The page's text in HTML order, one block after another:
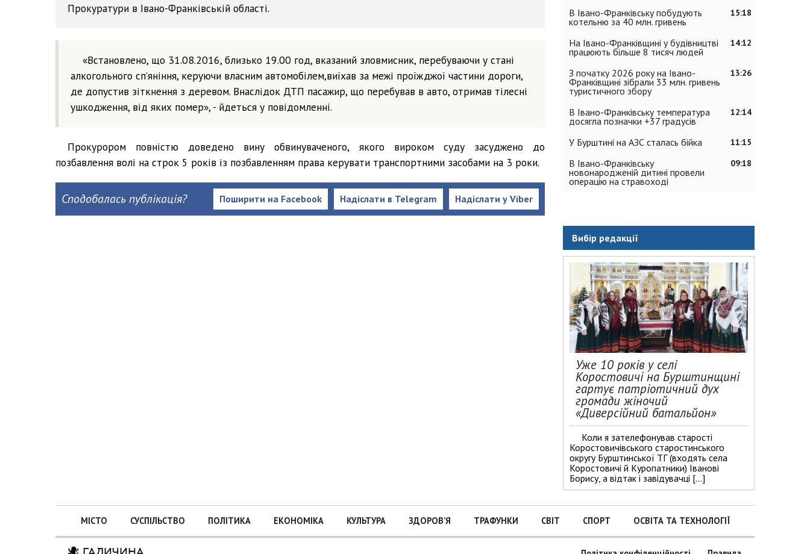
Прокуратури в Івано-Франківській області.
«Встановлено, що 31.08.2016, близько 19.00 год, вказаний зловмисник, перебуваючи у стані
алкогольного сп’яніння, керуючи власним автомобілем,виїхав за межі проїжджої частини дороги,
де допустив зіткнення з деревом. Внаслідок ДТП пасажир, що перебував в авто, отримав тілесні
ушкодження, від яких помер», - йдеться у повідомленні.
Прокурором повністю доведено вину обвинуваченого, якого вироком суду засуджено до
позбавлення волі на строк 5 років із позбавленням права керувати транспортними засобами на 3 роки.
Сподобалась публікація? Надіслати у Viber
Надіслати в Telegram
Поширити на Facebook
15:18
В Івано-Франківську побудують
котельню за 40 млн. гривень
14:12
На Івано-Франківщині у будівництві
працюють більше 8 тисяч людей
13:26
З початку 2026 року на Івано-
Франківщині зібрали 33 млн. гривень
туристичного збору
12:14
В Івано-Франківську температура
досягла позначки +37 градусів
11:15
У Бурштині на АЗС сталась бійка
09:18
В Івано-Франківську
новонародженій дитині провели
операцію на стравоході
Вибір редакції
Уже 10 років у селі
Коростовичі на Бурштинщині
гартує патріотичний дух
громади жіночий
«Диверсійний батальйон»
Коли я зателефонував старості
Коростовичівського старостинського
округу Бурштинської ТГ (входять села
Коростовичі й Куропатники) Іванові
Борису, а відтак і завідувачці […]
МІСТО СУСПІЛЬСТВО ПОЛІТИКА ЕКОНОМІКА КУЛЬТУРА ЗДОРОВ’Я ТРАФУНКИ СВІТ СПОРТ ОСВІТА ТА ТЕХНОЛОГІЇ